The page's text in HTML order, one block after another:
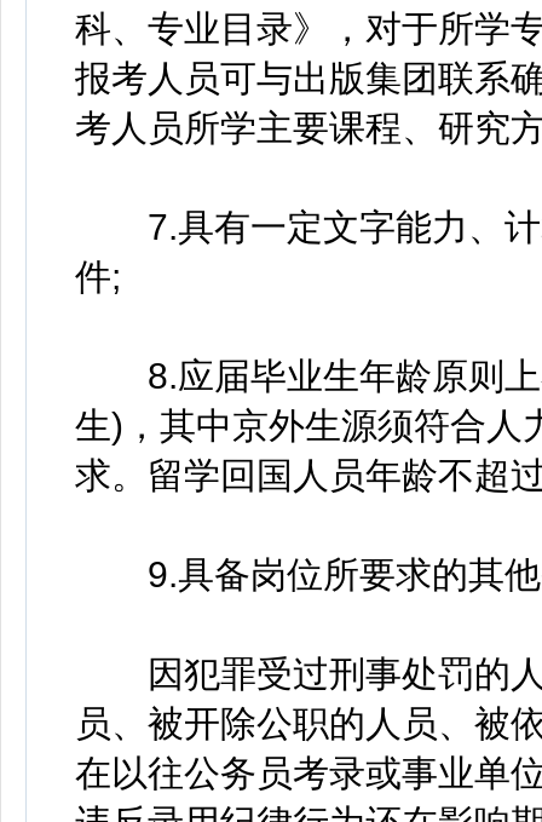
科、专业目录》，对于所学
报考人员可与出版集团联系
考人员所学主要课程、研究
7.具有一定文字能力、计
件;
8.应届毕业生年龄原则上
生)，其中京外生源须符合人
求。留学回国人员年龄不超
9.具备岗位所要求的其他
因犯罪受过刑事处罚的人
员、被开除公职的人员、被
在以往公务员考录或事业单